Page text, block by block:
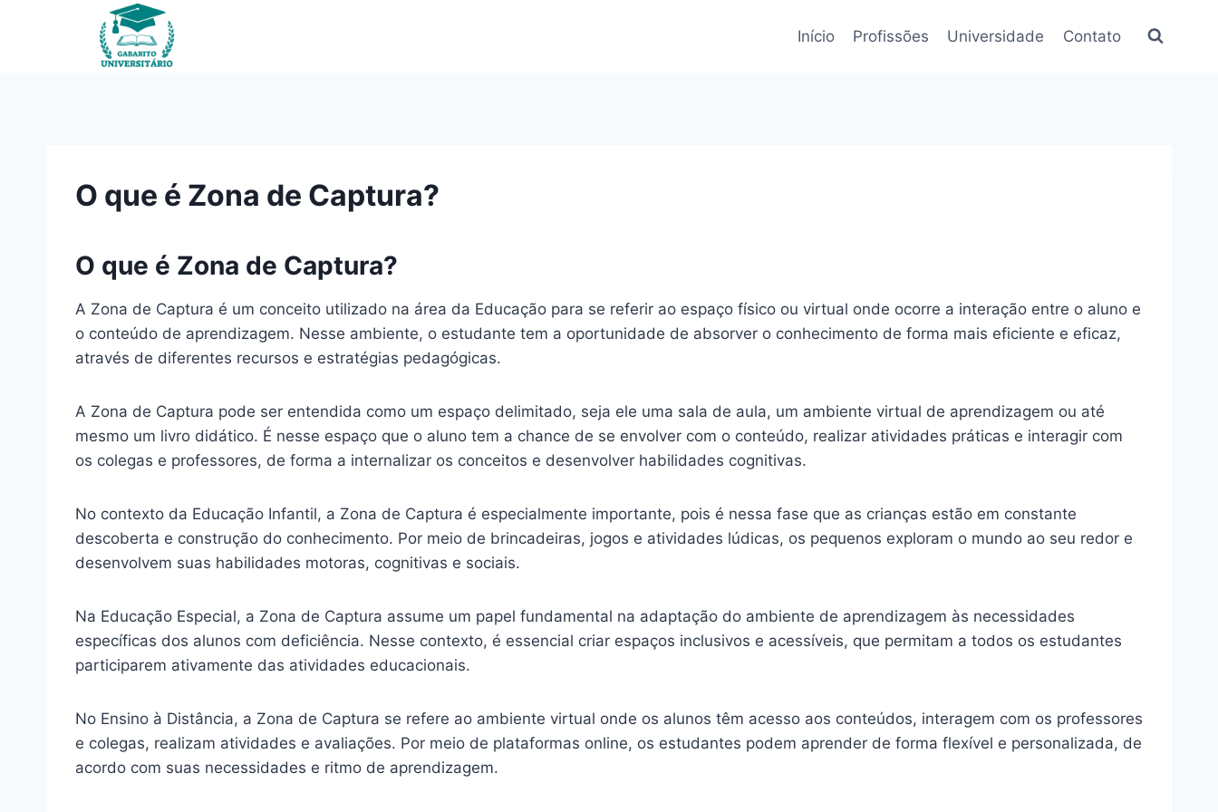
Início Profissões Universidade Contato
O que é Zona de Captura?
O que é Zona de Captura?
A Zona de Captura é um conceito utilizado na área da Educação para se referir ao espaço físico ou virtual onde ocorre a interação entre o aluno e
o conteúdo de aprendizagem. Nesse ambiente, o estudante tem a oportunidade de absorver o conhecimento de forma mais eficiente e eficaz,
através de diferentes recursos e estratégias pedagógicas.
A Zona de Captura pode ser entendida como um espaço delimitado, seja ele uma sala de aula, um ambiente virtual de aprendizagem ou até
mesmo um livro didático. É nesse espaço que o aluno tem a chance de se envolver com o conteúdo, realizar atividades práticas e interagir com
os colegas e professores, de forma a internalizar os conceitos e desenvolver habilidades cognitivas.
No contexto da Educação Infantil, a Zona de Captura é especialmente importante, pois é nessa fase que as crianças estão em constante
descoberta e construção do conhecimento. Por meio de brincadeiras, jogos e atividades lúdicas, os pequenos exploram o mundo ao seu redor e
desenvolvem suas habilidades motoras, cognitivas e sociais.
Na Educação Especial, a Zona de Captura assume um papel fundamental na adaptação do ambiente de aprendizagem às necessidades
específicas dos alunos com deficiência. Nesse contexto, é essencial criar espaços inclusivos e acessíveis, que permitam a todos os estudantes
participarem ativamente das atividades educacionais.
No Ensino à Distância, a Zona de Captura se refere ao ambiente virtual onde os alunos têm acesso aos conteúdos, interagem com os professores
e colegas, realizam atividades e avaliações. Por meio de plataformas online, os estudantes podem aprender de forma flexível e personalizada, de
acordo com suas necessidades e ritmo de aprendizagem.